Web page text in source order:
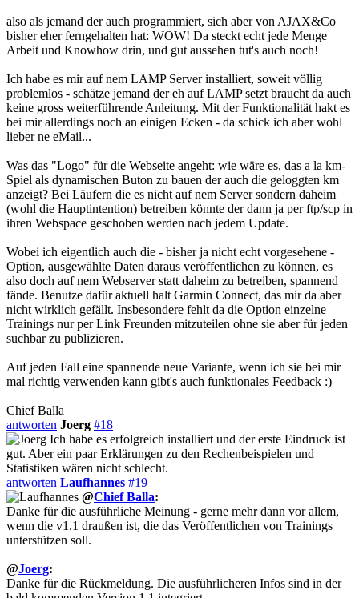
also als jemand der auch programmiert, sich aber von AJAX&Co
bisher eher ferngehalten hat: WOW! Da steckt echt jede Menge
Arbeit und Knowhow drin, und gut aussehen tut's auch noch!
Ich habe es mir auf nem LAMP Server installiert, soweit völlig
problemlos - schätze jemand der eh auf LAMP setzt braucht da auch
keine gross weiterführende Anleitung. Mit der Funktionalität hakt es
bei mir allerdings noch an einigen Ecken - da schick ich aber wohl
lieber ne eMail...
Was das "Logo" für die Webseite angeht: wie wäre es, das a la km-
Spiel als dynamischen Buton zu bauen der auch die geloggten km
anzeigt? Bei Läufern die es nicht auf nem Server sondern daheim
(wohl die Hauptintention) betreiben könnte der dann ja per ftp/scp in
ihren Webspace geschoben werden nach jedem Update.
Wobei ich eigentlich auch die - bisher ja nicht echt vorgesehene -
Option, ausgewählte Daten daraus veröffentlichen zu können, es
also doch auf nem Webserver statt daheim zu betreiben, spannend
fände. Benutze dafür aktuell halt Garmin Connect, das mir da aber
nicht wirklich gefällt. Insbesondere fehlt da die Option einzelne
Trainings nur per Link Freunden mitzuteilen ohne sie aber für jeden
suchbar zu publizieren.
Auf jeden Fall eine spannende neue Variante, wenn ich sie bei mir
mal richtig verwenden kann gibt's auch funktionales Feedback :)
Chief Balla
antworten Joerg #18
Ich habe es erfolgreich installiert und der erste Eindruck ist
gut. Aber ein paar Erklärungen zu den Rechenbeispielen und
Statistiken wären nicht schlecht.
antworten Laufhannes #19
@Chief Balla:
Danke für die ausführliche Meinung - gerne mehr dann vor allem,
wenn die v1.1 draußen ist, die das Veröffentlichen von Trainings
unterstützen soll.
@Joerg:
Danke für die Rückmeldung. Die ausführlicheren Infos sind in der